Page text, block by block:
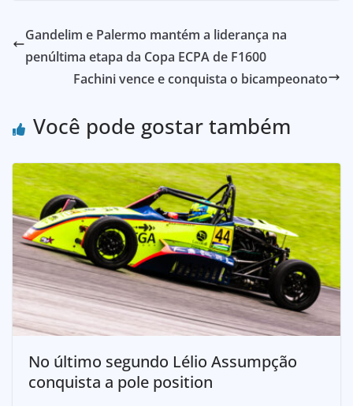
Gandelim e Palermo mantém a liderança na
penúltima etapa da Copa ECPA de F1600
Fachini vence e conquista o bicampeonato
Você pode gostar também
No último segundo Lélio Assumpção
conquista a pole position